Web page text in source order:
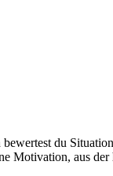
du
Motivation, aus